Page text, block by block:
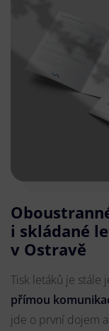
i skládané
v Ostravě
Tisk letáků je stále
přímou
jde o první dojem